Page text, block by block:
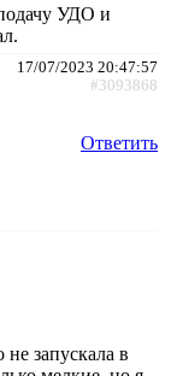
УДО и
17/07/2023 20:47:57
#3093868
Ответить
запускала в